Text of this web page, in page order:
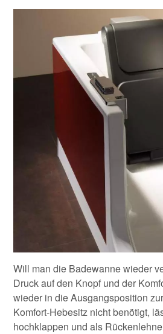
Will man die Badewanne wieder
Druck auf den Knopf und der
wieder in die Ausgangsposition
Komfort-Hebesitz nicht benötigt,
hochklappen und als